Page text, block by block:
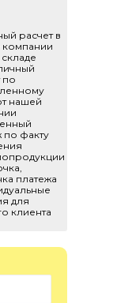
расчет в
по
нашей
по факту
платежа
для
клиента